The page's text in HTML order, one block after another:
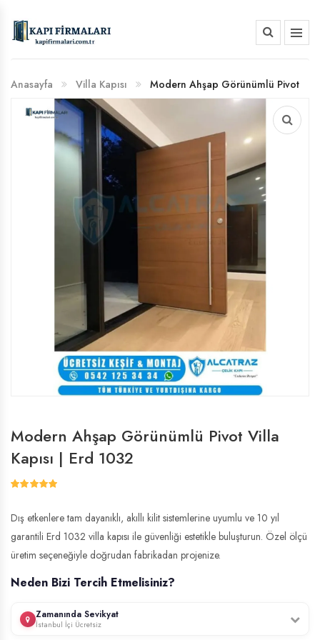
BANKA HESAP NUMARALARIMIZ
Anasayfa Villa Kapısı
Villa Kapısı | Erd 1032
Modern Ahşap Görünümlü Pivot Villa
Kapısı | Erd 1032
Dış etkenlere tam dayanıklı, akıllı kilit sistemlerine uyumlu ve 10 yıl
garantili Erd 1032 villa kapısı ile güvenliği estetikle buluşturun. Özel ölçü
üretim seçeneğiyle doğrudan fabrikadan projenize.
Neden Bizi Tercih Etmelisiniz?
Zamanında Sevikyat
İstanbul İçi Ücretsiz